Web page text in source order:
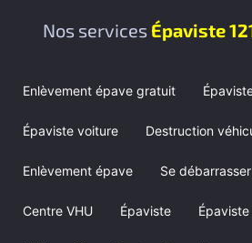
Nos services Épaviste
Enlèvement épave gratuit
Épaviste voiture Destruction
Enlèvement épave Se
Centre VHU Épaviste